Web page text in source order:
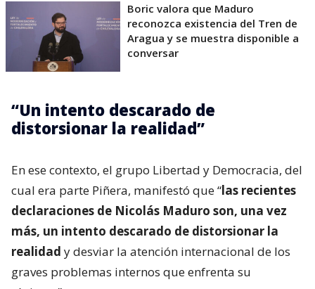
Boric valora que Maduro
reconozca existencia del Tren de
Aragua y se muestra disponible a
conversar
“Un intento descarado de
distorsionar la realidad”
En ese contexto, el grupo Libertad y Democracia, del
cual era parte Piñera, manifestó que “las recientes
declaraciones de Nicolás Maduro son, una vez
más, un intento descarado de distorsionar la
realidad y desviar la atención internacional de los
graves problemas internos que enfrenta su